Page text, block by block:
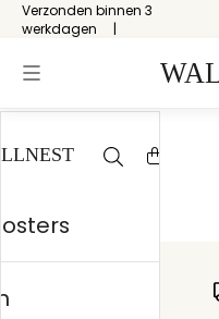
Verzonden binnen 3
werkdagen
Start / Natuur